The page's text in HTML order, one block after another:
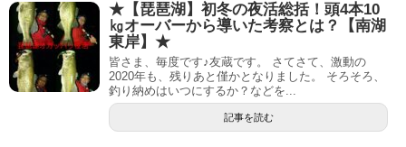
★【琵琶湖】初冬の夜活総括！頭4本10
㎏オーバーから導いた考察とは？【南湖
東岸】★
皆さま、毎度です♪友蔵です。 さてさて、激動の
2020年も、残りあと僅かとなりました。 そろそろ、
釣り納めはいつにするか？などを...
記事を読む